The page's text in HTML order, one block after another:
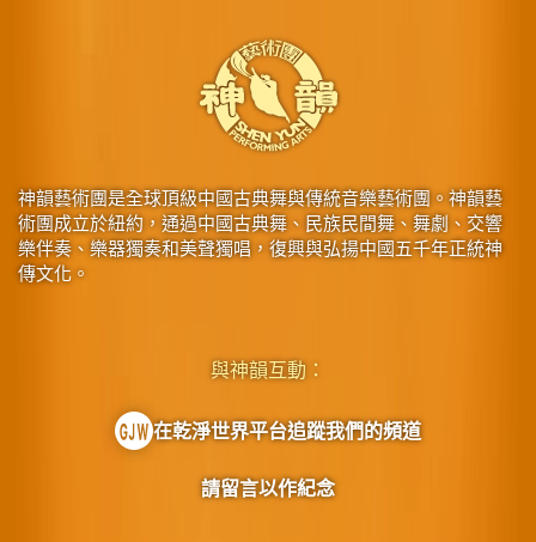
神韻藝術團是全球頂級中國古典舞與傳統音樂藝術團。神韻藝
術團成立於紐約，通過中國古典舞、民族民間舞、舞劇、交響
樂伴奏、樂器獨奏和美聲獨唱，復興與弘揚中國五千年正統神
傳文化。
與神韻互動：
在乾淨世界平台追蹤我們的頻道
請留言以作紀念